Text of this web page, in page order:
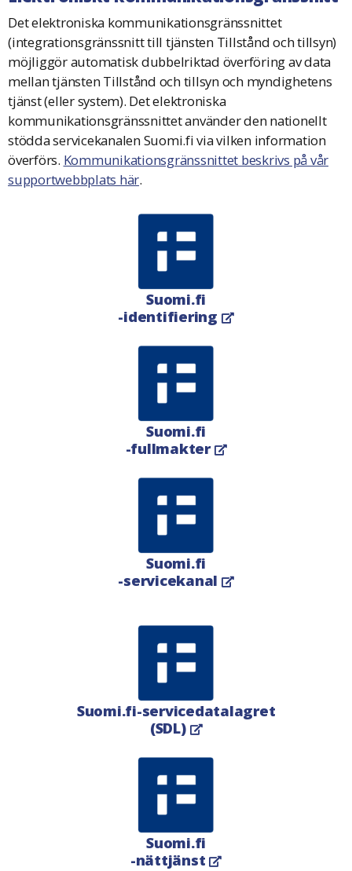
Det elektroniska kommunikationsgränssnittet
(integrationsgränssnitt till tjänsten Tillstånd och tillsyn)
möjliggör automatisk dubbelriktad överföring av data
mellan tjänsten Tillstånd och tillsyn och myndighetens
tjänst (eller system). Det elektroniska
kommunikationsgränssnittet använder den nationellt
stödda servicekanalen Suomi.fi via vilken information
överförs. Kommunikationsgränssnittet beskrivs på vår
supportwebbplats här.
Suomi.fi
-identifiering
Öppnas i en ny flik
Suomi.fi
-fullmakter
Öppnas i en ny flik
Suomi.fi
-servicekanal
Öppnas i en ny flik
Suomi.fi-servicedatalagret
(SDL)
Öppnas i en ny flik
Suomi.fi
-nättjänst
Öppnas i en ny flik